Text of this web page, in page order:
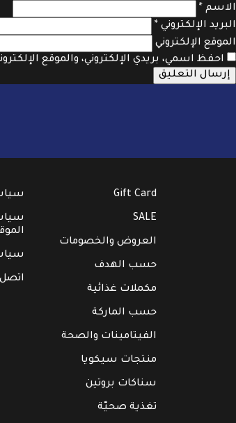
الاسم *
البريد الإلكتروني *
الموقع الإلكتروني
احفظ اسمي، بريدي الإلكتروني، والموقع
Gift Card
SALE
العروض والخصومات
حسب الهدف
مكملات غذائية
حسب الماركة
الفيتامينات والصحة
منتجات سيكويا
سناكات بروتين
تغذية صحيّة
اتصل